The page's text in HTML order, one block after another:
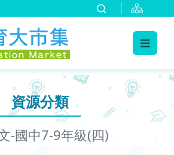
資源分類
-國中7-9年級(四)